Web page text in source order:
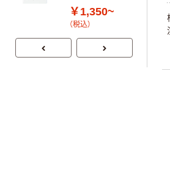
￥1,350~
（税込）